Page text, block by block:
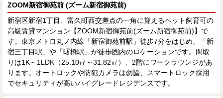
ZOOM新宿御苑前 (ズーム新宿御苑前)
新宿区新宿1丁目、富久町西交差点の一角に聳えるペット飼育可の
高級賃貸マンション【ZOOM新宿御苑前(ズーム新宿御苑前)】で
す。東京メトロ丸ノ内線「新宿御苑前駅」徒歩7分をはじめ、「新
宿三丁目駅」や「曙橋駅」が徒歩圏内のロケーションです。間取
りは1K～1LDK（25.10㎡～31.82㎡）、2階にワークラウンジがあ
ります。オートロックや防犯カメラは勿論、スマートロック採用
でセキュリティが高いハイグレードレジデンスです。